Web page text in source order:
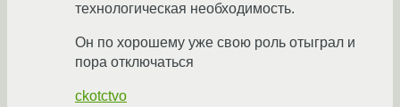
технологическая необходимость.
Он по хорошему уже свою роль отыграл и
пора отключаться
ckotctvo